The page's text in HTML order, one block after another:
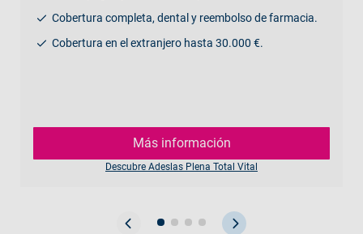
Cobertura completa, dental y reembolso de farmacia.
Cobertura en el extranjero hasta 30.000 €.
Más información
Descubre Adeslas Plena Total Vital